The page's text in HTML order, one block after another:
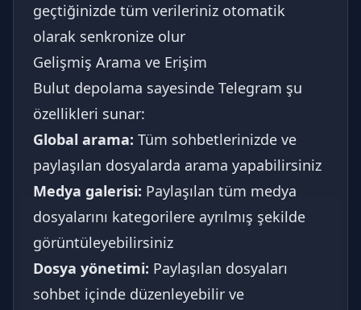
geçtiğinizde tüm verileriniz otomatik
olarak senkronize olur
Gelişmiş Arama ve Erişim
Bulut depolama sayesinde Telegram şu
özellikleri sunar:
Global arama: Tüm sohbetlerinizde ve
paylaşılan dosyalarda arama yapabilirsiniz
Medya galerisi: Paylaşılan tüm medya
dosyalarını kategorilere ayrılmış şekilde
görüntüleyebilirsiniz
Dosya yönetimi: Paylaşılan dosyaları
sohbet içinde düzenleyebilir ve